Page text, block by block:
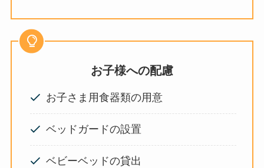
お子様への配慮
お子さま用食器類の用意
ベッドガードの設置
ベビーベッドの貸出